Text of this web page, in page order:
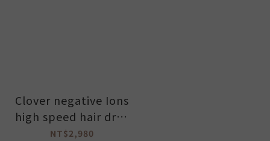
Clover negative Ions
high speed hair drye
r
NT$2,980